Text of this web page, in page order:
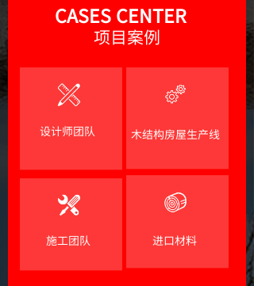
CASES CENTER
项目案例
设计师团队 木结构房屋生产线
施工团队 进口材料